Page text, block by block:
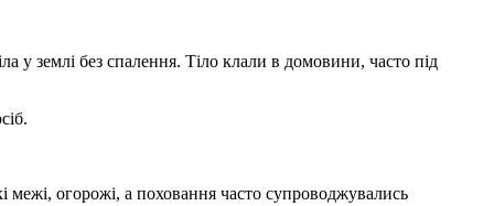
у землі без спалення. Тіло клали в домовини, часто під
межі, огорожі, а поховання часто супроводжувались